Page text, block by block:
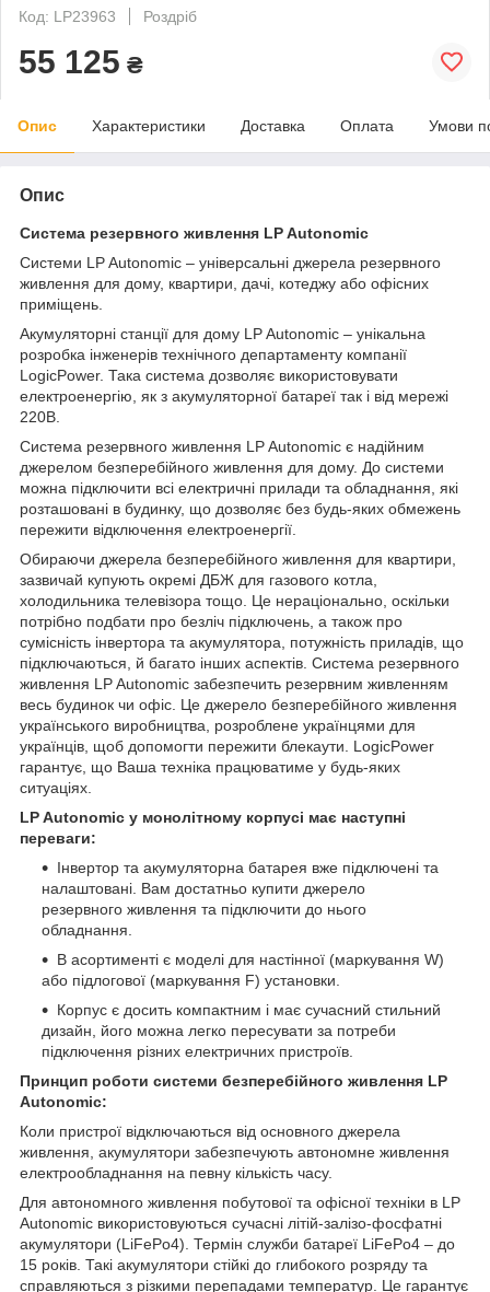
Код: LP23963
Роздріб
55 125 ₴
Опис Характеристики Доставка Оплата Умови
Опис
Система резервного живлення LP Autonomic
Системи LP Autonomic – універсальні джерела резервного
живлення для дому, квартири, дачі, котеджу або офісних
приміщень.
Акумуляторні станції для дому LP Autonomic – унікальна
розробка інженерів технічного департаменту компанії
LogicPower. Така система дозволяє використовувати
електроенергію, як з акумуляторної батареї так і від мережі
220В.
Система резервного живлення LP Autonomic є надійним
джерелом безперебійного живлення для дому. До системи
можна підключити всі електричні прилади та обладнання, які
розташовані в будинку, що дозволяє без будь-яких обмежень
пережити відключення електроенергії.
Обираючи джерела безперебійного живлення для квартири,
зазвичай купують окремі ДБЖ для газового котла,
холодильника телевізора тощо. Це нераціонально, оскільки
потрібно подбати про безліч підключень, а також про
сумісність інвертора та акумулятора, потужність приладів, що
підключаються, й багато інших аспектів. Система резервного
живлення LP Autonomic забезпечить резервним живленням
весь будинок чи офіс. Це джерело безперебійного живлення
українського виробництва, розроблене українцями для
українців, щоб допомогти пережити блекаути. LogicPower
гарантує, що Ваша техніка працюватиме у будь-яких
ситуаціях.
LP Autonomic у монолітному корпусі має наступні
переваги:
Інвертор та акумуляторна батарея вже підключені та
налаштовані. Вам достатньо купити джерело
резервного живлення та підключити до нього
обладнання.
В асортименті є моделі для настінної (маркування W)
або підлогової (маркування F) установки.
Корпус є досить компактним і має сучасний стильний
дизайн, його можна легко пересувати за потреби
підключення різних електричних пристроїв.
Принцип роботи системи безперебійного живлення LP
Autonomic:
Коли пристрої відключаються від основного джерела
живлення, акумулятори забезпечують автономне живлення
електрообладнання на певну кількість часу.
Для автономного живлення побутової та офісної техніки в LP
Autonomic використовуються сучасні літій-залізо-фосфатні
акумулятори (LiFePo4). Термін служби батареї LiFePo4 – до
15 років. Такі акумулятори стійкі до глибокого розряду та
справляються з різкими перепадами температур. Це гарантує